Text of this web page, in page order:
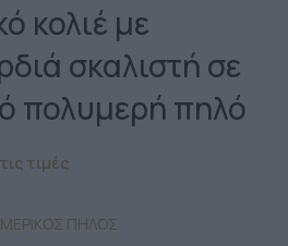
κολιέ με
σκαλιστή σε
πολυμερή πηλό
τιμές
ΠΗΛΟΣ